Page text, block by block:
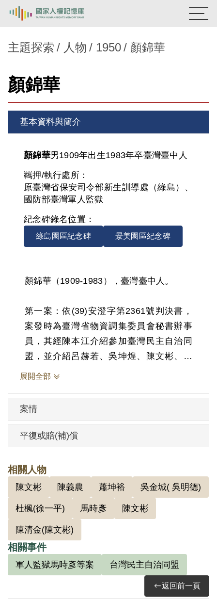
新生訓導處
主題探索
背景知識
關於我們
意見信箱
主題探索 人物 1950 顏錦華
顏錦華
基本資料與簡介
顏錦華男1909年出生1983年卒臺灣臺中人
羈押/執行處所：
原臺灣省保安司令部新生訓導處（綠島）、
國防部臺灣軍人監獄
紀念碑錄名位置：
綠島園區紀念碑 景美園區紀念碑
顏錦華（1909-1983），臺灣臺中人。
第一案：依(39)安澄字第2361號判決書，
案發時為臺灣省物資調集委員會秘書辦事
員，其經陳本江介紹參加臺灣民主自治同
盟，並介紹呂赫若、吳坤煌、陳文彬、蕭
坤裕為盟員，又為陳本江向蕭坤裕徵募工
條例》第4條第1項第6款「為叛徒征募財
物」判處有期徒刑15年，財產除酌留其家
屬必需生活費外全部沒收。
發時為受刑人，其曾受馬時彥宣傳，並抄
錄匪之文件，暗自閱讀。1959年經臺灣警
備總司令部以《戡亂時期檢肅匪諜條例》
第8條第1項第2款判處刑之執行完畢或赦免
後交付感化3年。1965年1月25日交付感
化。1968年2月10日開釋。
其家屬於1999年4月向補償基金會提出申
請，2000年11月經第1屆第8次臨時董事會
展開全部
案情
平復或賠(補)償
相關人物
陳文彬 陳義農 蕭坤裕 吳金城( 吳明德)
杜楓(徐一平) 馬時彥 陳文彬
陳清金(陳文彬)
相關事件
軍人監獄馬時彥等案 台灣民主自治同盟
返回前一頁